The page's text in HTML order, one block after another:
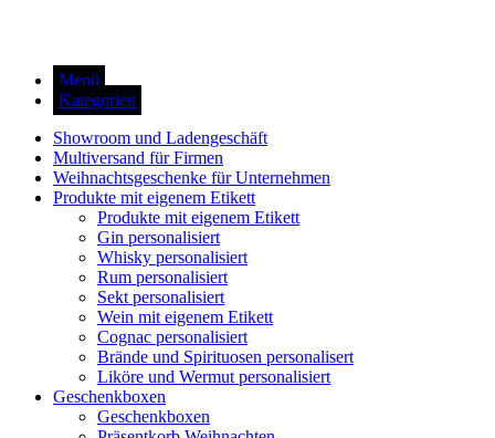
Menü
Kategorien
Showroom und Ladengeschäft
Multiversand für Firmen
Weihnachtsgeschenke für Unternehmen
Produkte mit eigenem Etikett
Produkte mit eigenem Etikett
Gin personalisiert
Whisky personalisiert
Rum personalisiert
Sekt personalisiert
Wein mit eigenem Etikett
Cognac personalisiert
Brände und Spirituosen personalisert
Liköre und Wermut personalisiert
Geschenkboxen
Geschenkboxen